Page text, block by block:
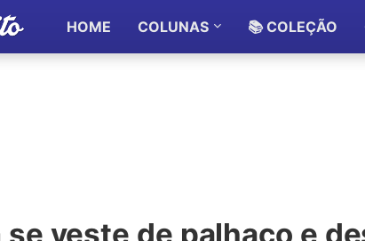
HOME COLUNAS 📚 COLEÇÃO
se veste de palhaço e